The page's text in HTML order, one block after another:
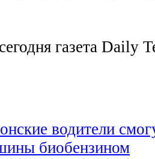
газета Daily
водители
биобензином